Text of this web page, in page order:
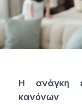
Η ανάγκη
κανόνων